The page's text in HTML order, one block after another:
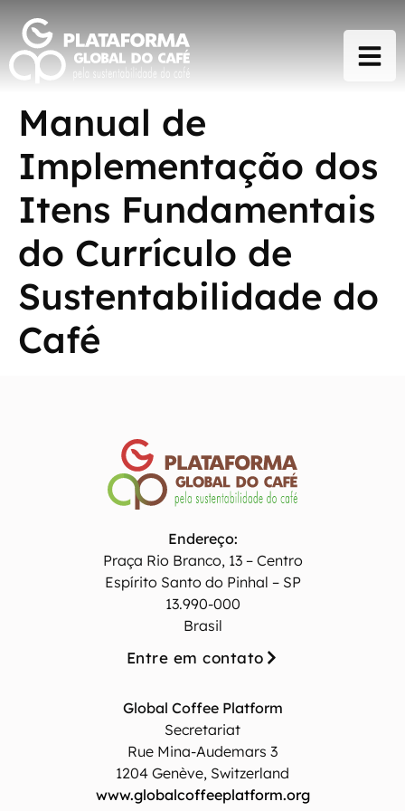
Manual de
Implementação dos
Itens Fundamentais
do Currículo de
Sustentabilidade do
Café
Endereço:
Praça Rio Branco, 13 – Centro
Espírito Santo do Pinhal – SP
13.990-000
Brasil
Entre em contato
Global Coffee Platform
Secretariat
Rue Mina-Audemars 3
1204 Genève, Switzerland
www.globalcoffeeplatform.org